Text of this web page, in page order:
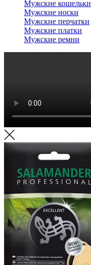
Мужские кошельки
Мужские носки
Мужские перчатки
Мужские платки
Мужские ремни